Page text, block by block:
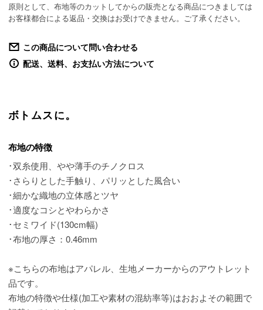
原則として、布地等のカットしてからの販売となる商品につきましては
お客様都合による返品・交換はお受けできません。ご了承ください。
この商品について問い合わせる
配送、送料、お支払い方法について
ボトムスに。
布地の特徴
･双糸使用、やや薄手のチノクロス
･さらりとした手触り、パリッとした風合い
･細かな織地の立体感とツヤ
･適度なコシとやわらかさ
･セミワイド(130cm幅)
･布地の厚さ：0.46mm
※こちらの布地はアパレル、生地メーカーからのアウトレット
品です。
布地の特徴や仕様(加工や素材の混紡率等)はおおよその範囲で